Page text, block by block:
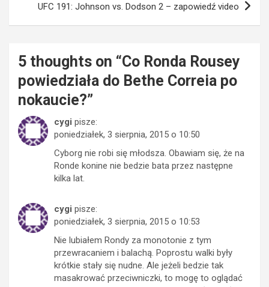
UFC 191: Johnson vs. Dodson 2 – zapowiedź video
5 thoughts on “Co Ronda Rousey
powiedziała do Bethe Correia po
nokaucie?”
cygi pisze:
poniedziałek, 3 sierpnia, 2015 o 10:50
Cyborg nie robi się młodsza. Obawiam się, że na
Ronde konine nie bedzie bata przez następne
kilka lat.
cygi pisze:
poniedziałek, 3 sierpnia, 2015 o 10:53
Nie lubiałem Rondy za monotonie z tym
przewracaniem i balachą. Poprostu walki były
krótkie stały się nudne. Ale jeżeli bedzie tak
masakrować przeciwniczki, to mogę to oglądać